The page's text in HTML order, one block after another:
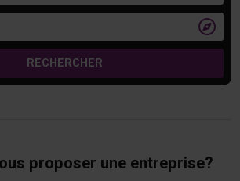

RECHERCHER
proposer une entreprise?